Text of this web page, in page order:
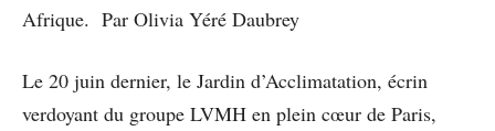
Afrique. Par Olivia Yéré Daubrey
Le 20 juin dernier, le Jardin d’Acclimatation, écrin
verdoyant du groupe LVMH en plein cœur de Paris,